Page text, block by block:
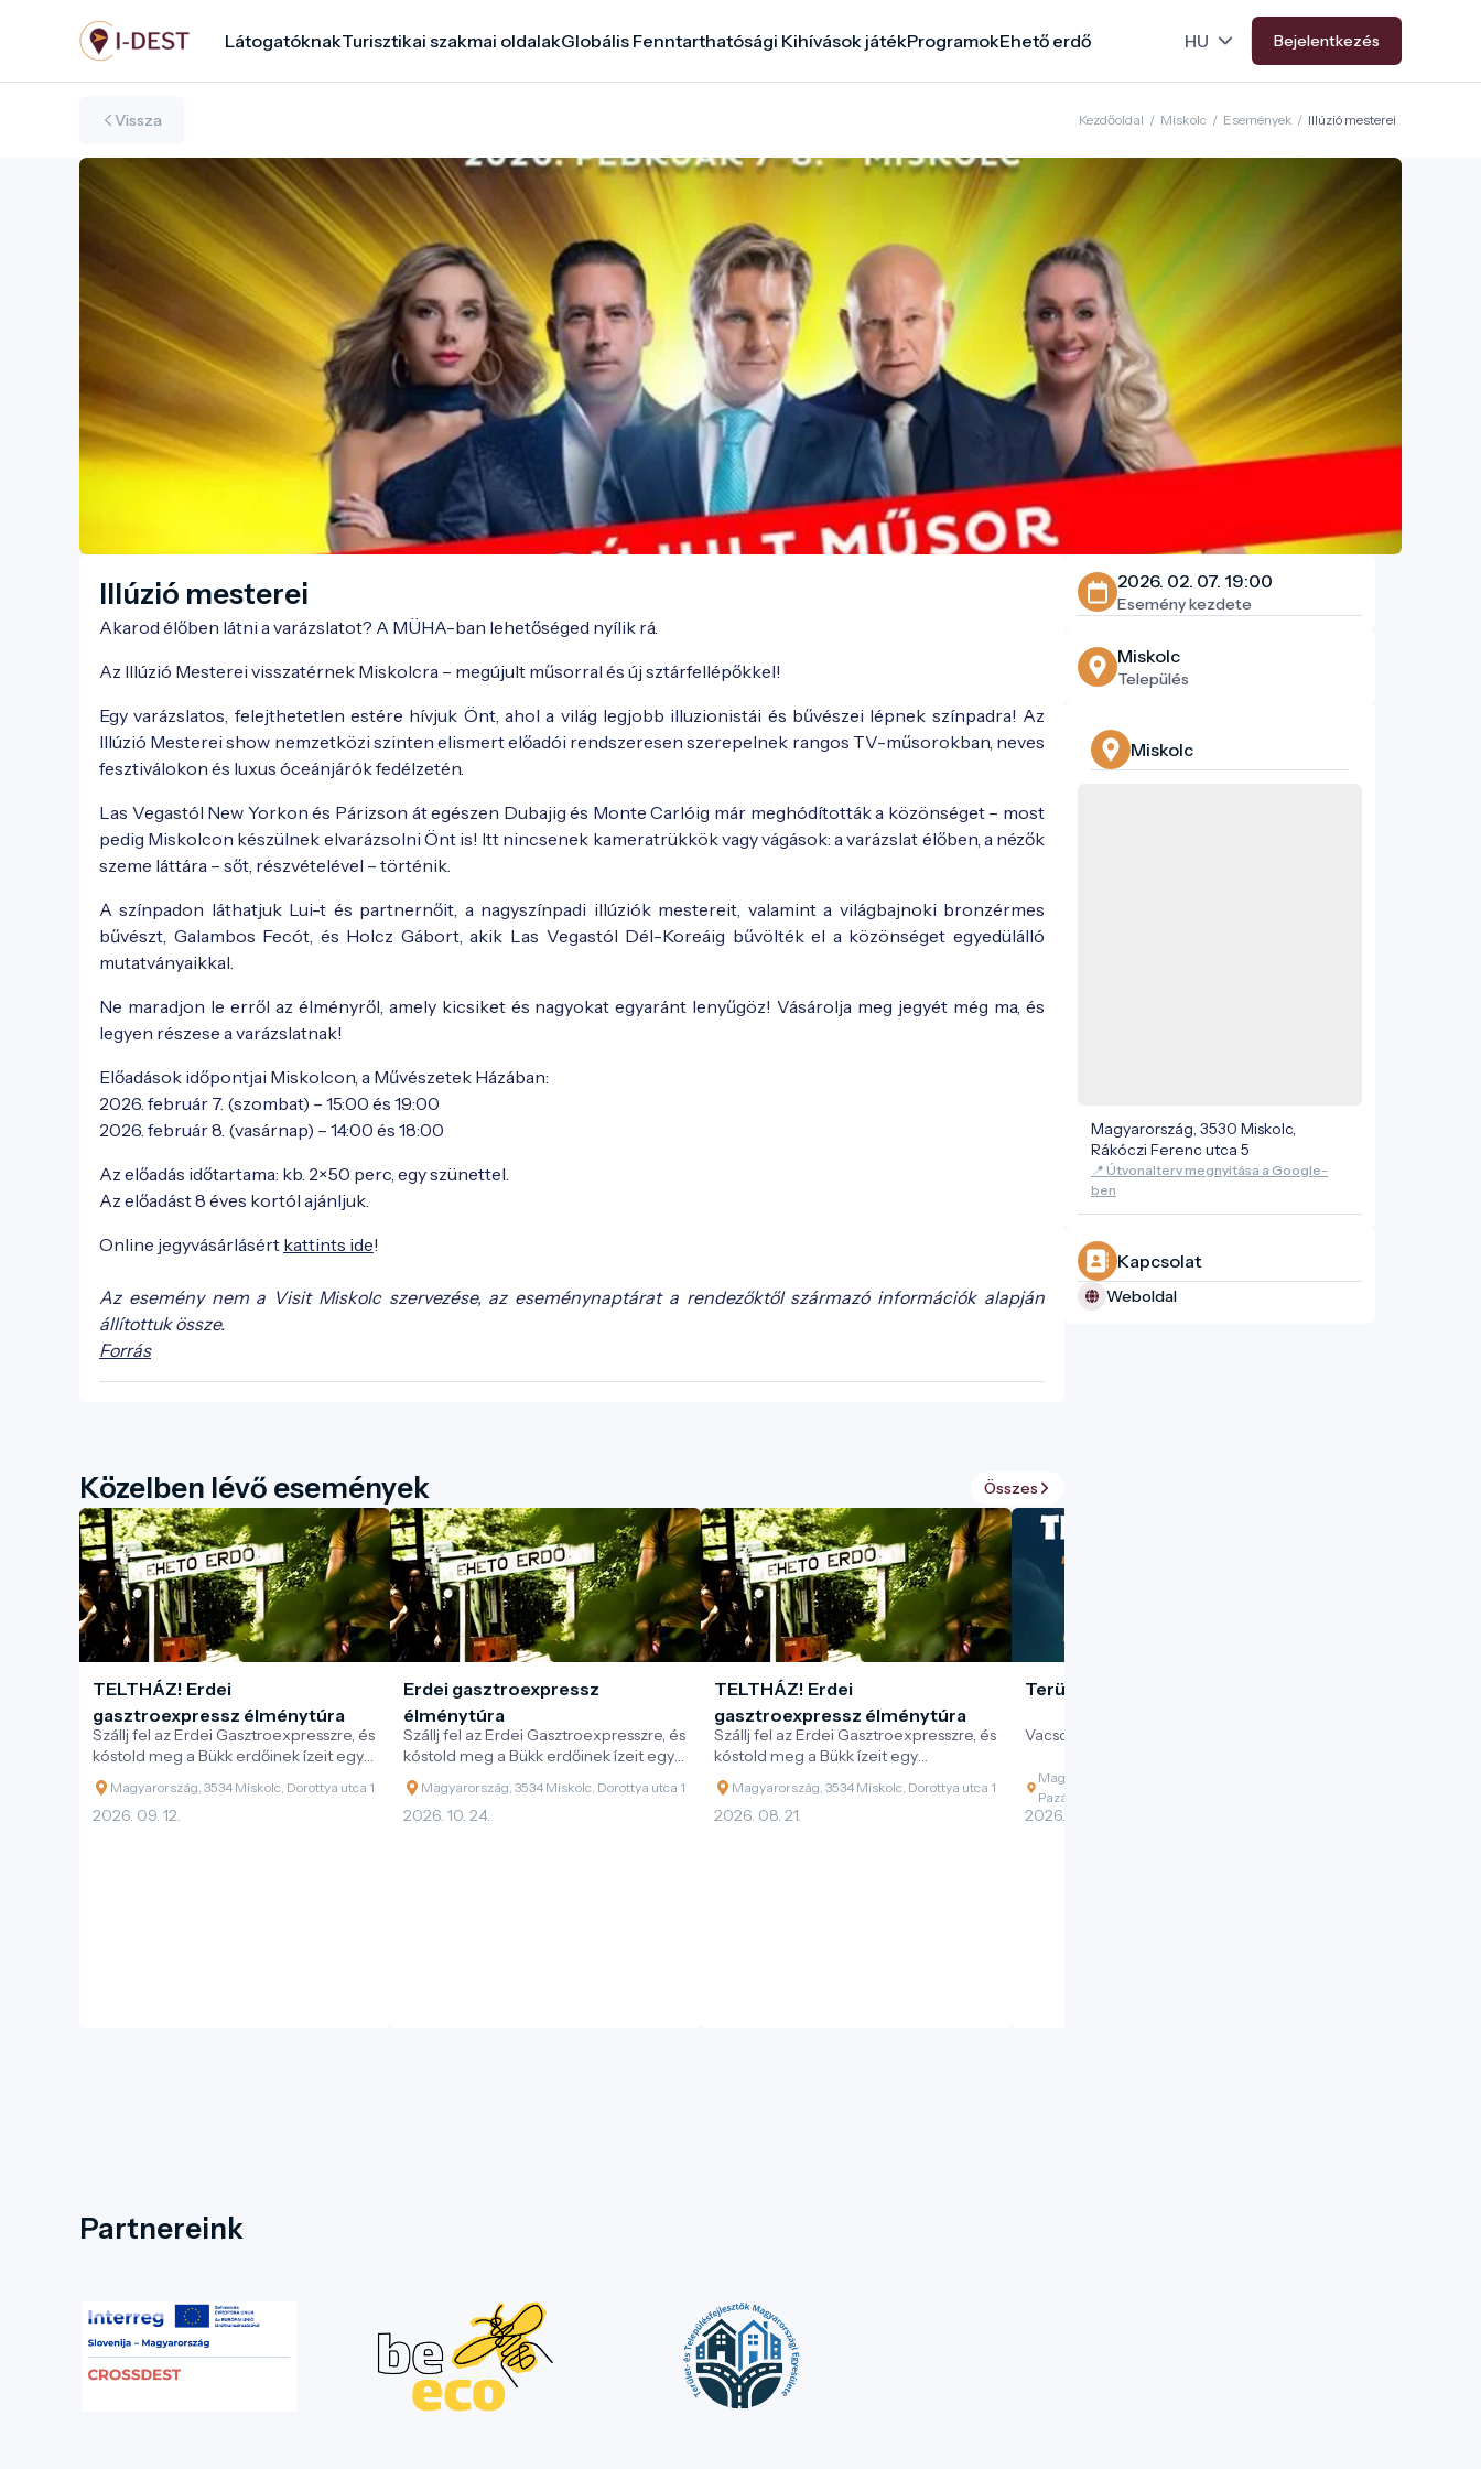
tartalomra
LátogatóknakTurisztikai szakmai oldalakGlobális Fenntarthatósági Kihívások játékProgramokEhető erdő Bejelentkezés
Vissza Kezdőoldal / Miskolc / Események / Illúzió mesterei
Illúzió mesterei
Akarod élőben látni a varázslatot? A MÜHA-ban lehetőséged nyílik rá.
Az Illúzió Mesterei visszatérnek Miskolcra – megújult műsorral és új sztárfellépőkkel!
Egy varázslatos, felejthetetlen estére hívjuk Önt, ahol a világ legjobb illuzionistái és bűvészei lépnek színpadra! Az
Illúzió Mesterei show nemzetközi szinten elismert előadói rendszeresen szerepelnek rangos TV-műsorokban, neves
fesztiválokon és luxus óceánjárók fedélzetén.
Las Vegastól New Yorkon és Párizson át egészen Dubajig és Monte Carlóig már meghódították a közönséget – most
pedig Miskolcon készülnek elvarázsolni Önt is! Itt nincsenek kameratrükkök vagy vágások: a varázslat élőben, a nézők
szeme láttára – sőt, részvételével – történik.
A színpadon láthatjuk Lui-t és partnernőit, a nagyszínpadi illúziók mestereit, valamint a világbajnoki bronzérmes
bűvészt, Galambos Fecót, és Holcz Gábort, akik Las Vegastól Dél-Koreáig bűvölték el a közönséget egyedülálló
mutatványaikkal.
Ne maradjon le erről az élményről, amely kicsiket és nagyokat egyaránt lenyűgöz! Vásárolja meg jegyét még ma, és
legyen részese a varázslatnak!
Előadások időpontjai Miskolcon, a Művészetek Házában:
2026. február 7. (szombat) – 15:00 és 19:00
2026. február 8. (vasárnap) – 14:00 és 18:00
Az előadás időtartama: kb. 2×50 perc, egy szünettel.
Az előadást 8 éves kortól ajánljuk.
Online jegyvásárlásért kattints ide!
Az esemény nem a Visit Miskolc szervezése, az eseménynaptárat a rendezőktől származó információk alapján
állítottuk össze.
Forrás
Közelben lévő események Összes
TELTHÁZ! Erdei
gasztroexpressz élménytúra
Szállj fel az Erdei Gasztroexpresszre, és
kóstold meg a Bükk erdőinek ízeit egy
különleges vonatos kaland során!
Magyarország, 3534 Miskolc, Dorottya utca 1
2026. 09. 12.
Erdei gasztroexpressz
élménytúra
Szállj fel az Erdei Gasztroexpresszre, és
kóstold meg a Bükk erdőinek ízeit egy
különleges vonatos kaland során!
Magyarország, 3534 Miskolc, Dorottya utca 1
2026. 10. 24.
TELTHÁZ! Erdei
gasztroexpressz élménytúra
Szállj fel az Erdei Gasztroexpresszre, és
kóstold meg a Bükk ízeit egy
különleges vonatos kaland során!
Magyarország, 3534 Miskolc, Dorottya utca 1
2026. 08. 21.
Terülj, terülj...
Vacsora a fogyó nap árnyékában.
Magyarország, 3519 Miskolc, Tapolcafürdő,
Pazár István sétány
2026. 08. 12. - 2026. 08. 12.
2026. 02. 07. 19:00
Esemény kezdete
Miskolc
Település
Miskolc
Magyarország, 3530 Miskolc,
Rákóczi Ferenc utca 5
📍 Útvonalterv megnyitása a Google-
ben
Kapcsolat
Weboldal
Partnereink